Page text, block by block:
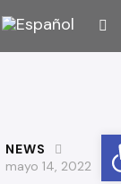
NEWS
mayo 14, 2022
Abrir barra